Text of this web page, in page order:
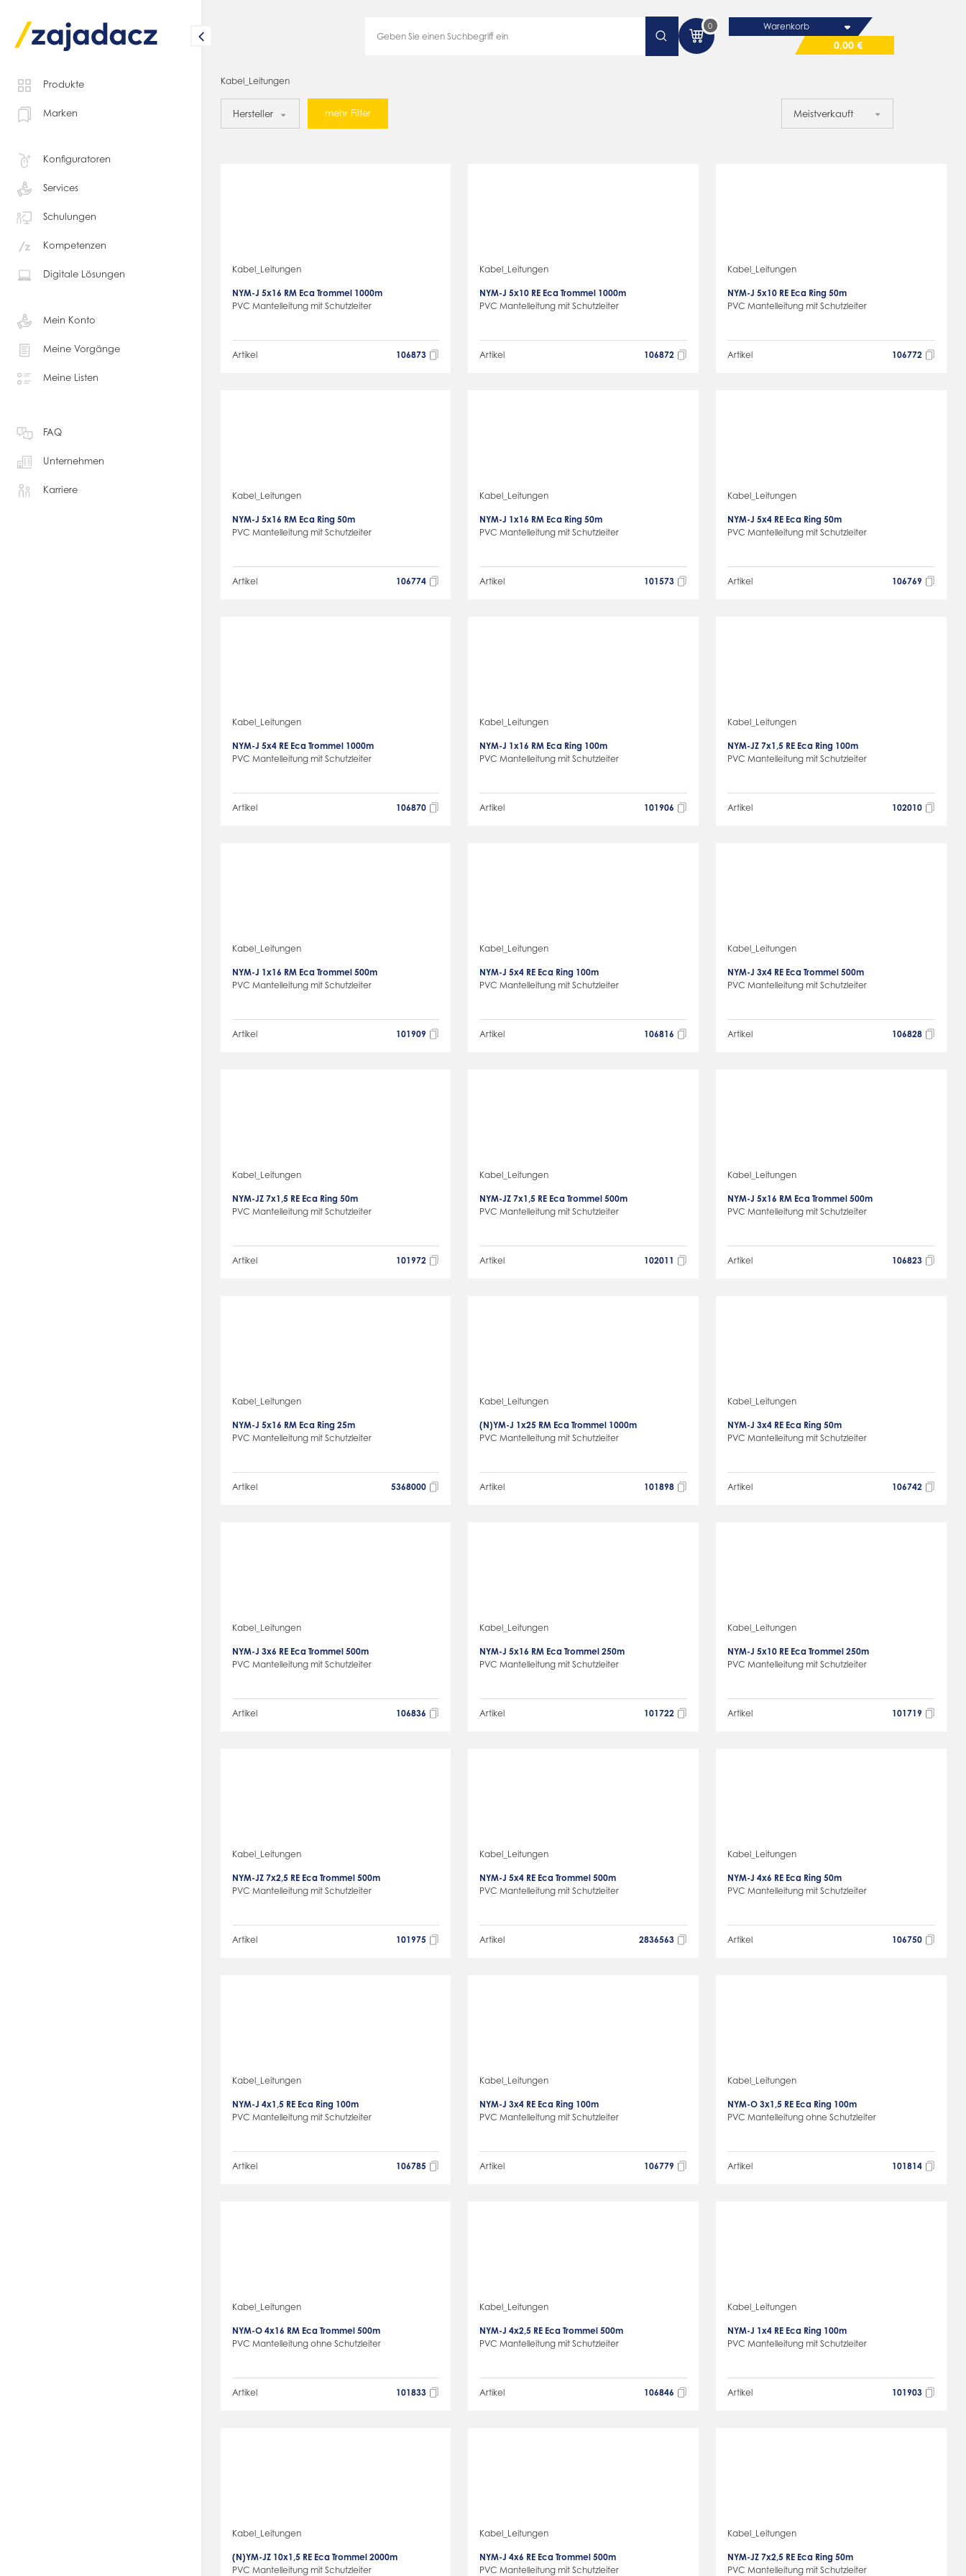
0 Warenkorb
0,00 €
Produkte
Marken
Konfiguratoren
Services
Schulungen
Kompetenzen
Digitale Lösungen
Mein Konto
Meine Vorgänge
Meine Listen
FAQ
Unternehmen
Karriere
Kabel_Leitungen
Hersteller mehr Filter
Kabel_Leitungen
NYM-J 5x16 RM Eca Trommel 1000m
PVC Mantelleitung mit Schutzleiter
Artikel 106873
Kabel_Leitungen
NYM-J 5x10 RE Eca Trommel 1000m
PVC Mantelleitung mit Schutzleiter
Artikel 106872
Kabel_Leitungen
NYM-J 5x10 RE Eca Ring 50m
PVC Mantelleitung mit Schutzleiter
Artikel 106772
Kabel_Leitungen
NYM-J 5x16 RM Eca Ring 50m
PVC Mantelleitung mit Schutzleiter
Artikel 106774
Kabel_Leitungen
NYM-J 1x16 RM Eca Ring 50m
PVC Mantelleitung mit Schutzleiter
Artikel 101573
Kabel_Leitungen
NYM-J 5x4 RE Eca Ring 50m
PVC Mantelleitung mit Schutzleiter
Artikel 106769
Kabel_Leitungen
NYM-J 5x4 RE Eca Trommel 1000m
PVC Mantelleitung mit Schutzleiter
Artikel 106870
Kabel_Leitungen
NYM-J 1x16 RM Eca Ring 100m
PVC Mantelleitung mit Schutzleiter
Artikel 101906
Kabel_Leitungen
NYM-JZ 7x1,5 RE Eca Ring 100m
PVC Mantelleitung mit Schutzleiter
Artikel 102010
Kabel_Leitungen
NYM-J 1x16 RM Eca Trommel 500m
PVC Mantelleitung mit Schutzleiter
Artikel 101909
Kabel_Leitungen
NYM-J 5x4 RE Eca Ring 100m
PVC Mantelleitung mit Schutzleiter
Artikel 106816
Kabel_Leitungen
NYM-J 3x4 RE Eca Trommel 500m
PVC Mantelleitung mit Schutzleiter
Artikel 106828
Kabel_Leitungen
NYM-JZ 7x1,5 RE Eca Ring 50m
PVC Mantelleitung mit Schutzleiter
Artikel 101972
Kabel_Leitungen
NYM-JZ 7x1,5 RE Eca Trommel 500m
PVC Mantelleitung mit Schutzleiter
Artikel 102011
Kabel_Leitungen
NYM-J 5x16 RM Eca Trommel 500m
PVC Mantelleitung mit Schutzleiter
Artikel 106823
Kabel_Leitungen
NYM-J 5x16 RM Eca Ring 25m
PVC Mantelleitung mit Schutzleiter
Artikel 5368000
Kabel_Leitungen
(N)YM-J 1x25 RM Eca Trommel 1000m
PVC Mantelleitung mit Schutzleiter
Artikel 101898
Kabel_Leitungen
NYM-J 3x4 RE Eca Ring 50m
PVC Mantelleitung mit Schutzleiter
Artikel 106742
Kabel_Leitungen
NYM-J 3x6 RE Eca Trommel 500m
PVC Mantelleitung mit Schutzleiter
Artikel 106836
Kabel_Leitungen
NYM-J 5x16 RM Eca Trommel 250m
PVC Mantelleitung mit Schutzleiter
Artikel 101722
Kabel_Leitungen
NYM-J 5x10 RE Eca Trommel 250m
PVC Mantelleitung mit Schutzleiter
Artikel 101719
Kabel_Leitungen
NYM-JZ 7x2,5 RE Eca Trommel 500m
PVC Mantelleitung mit Schutzleiter
Artikel 101975
Kabel_Leitungen
NYM-J 5x4 RE Eca Trommel 500m
PVC Mantelleitung mit Schutzleiter
Artikel 2836563
Kabel_Leitungen
NYM-J 4x6 RE Eca Ring 50m
PVC Mantelleitung mit Schutzleiter
Artikel 106750
Kabel_Leitungen
NYM-J 4x1,5 RE Eca Ring 100m
PVC Mantelleitung mit Schutzleiter
Artikel 106785
Kabel_Leitungen
NYM-J 3x4 RE Eca Ring 100m
PVC Mantelleitung mit Schutzleiter
Artikel 106779
Kabel_Leitungen
NYM-O 3x1,5 RE Eca Ring 100m
PVC Mantelleitung ohne Schutzleiter
Artikel 101814
Kabel_Leitungen
NYM-O 4x16 RM Eca Trommel 500m
PVC Mantelleitung ohne Schutzleiter
Artikel 101833
Kabel_Leitungen
NYM-J 4x2,5 RE Eca Trommel 500m
PVC Mantelleitung mit Schutzleiter
Artikel 106846
Kabel_Leitungen
NYM-J 1x4 RE Eca Ring 100m
PVC Mantelleitung mit Schutzleiter
Artikel 101903
Kabel_Leitungen
(N)YM-JZ 10x1,5 RE Eca Trommel 2000m
PVC Mantelleitung mit Schutzleiter
Kabel_Leitungen
NYM-J 4x6 RE Eca Trommel 500m
PVC Mantelleitung mit Schutzleiter
Kabel_Leitungen
NYM-JZ 7x2,5 RE Eca Ring 50m
PVC Mantelleitung mit Schutzleiter